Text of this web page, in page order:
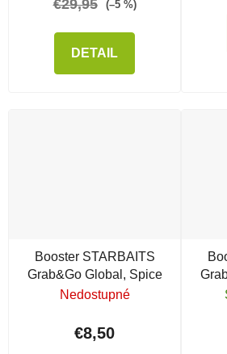
€29,95 (–5 %)
DETAIL
Booster STARBAITS
Grab&Go Global, Spice
Nedostupné
€8,50